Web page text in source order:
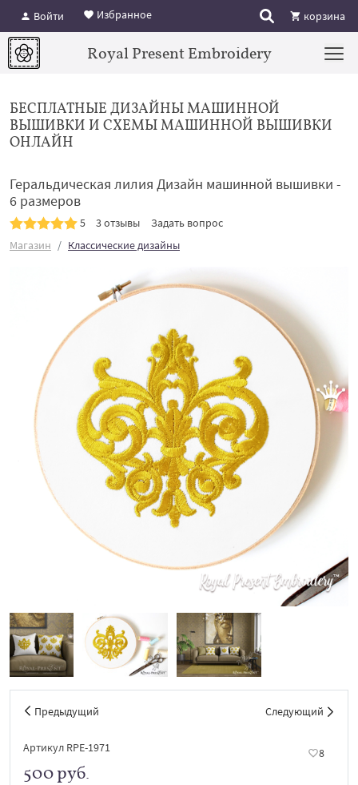
Войти Избранное корзина
Royal Present Embroidery
БЕСПЛАТНЫЕ ДИЗАЙНЫ МАШИННОЙ
ВЫШИВКИ И СХЕМЫ МАШИННОЙ ВЫШИВКИ
ОНЛАЙН
Геральдическая лилия Дизайн машинной вышивки -
6 размеров
5 3 отзывы
Задать вопрос
Магазин
Классические дизайны
Предыдущий Следующий
Артикул RPE-1971 8
500 руб.